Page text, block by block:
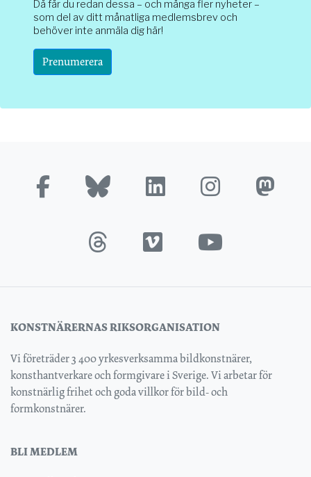
Då får du redan dessa – och många fler nyheter –
som del av ditt månatliga medlemsbrev och
behöver inte anmäla dig här!
Prenumerera
KONSTNÄRERNAS RIKSORGANISATION
Vi företräder 3 400 yrkesverksamma bildkonstnärer,
konsthantverkare och formgivare i Sverige. Vi arbetar för
konstnärlig frihet och goda villkor för bild- och
formkonstnärer.
BLI MEDLEM